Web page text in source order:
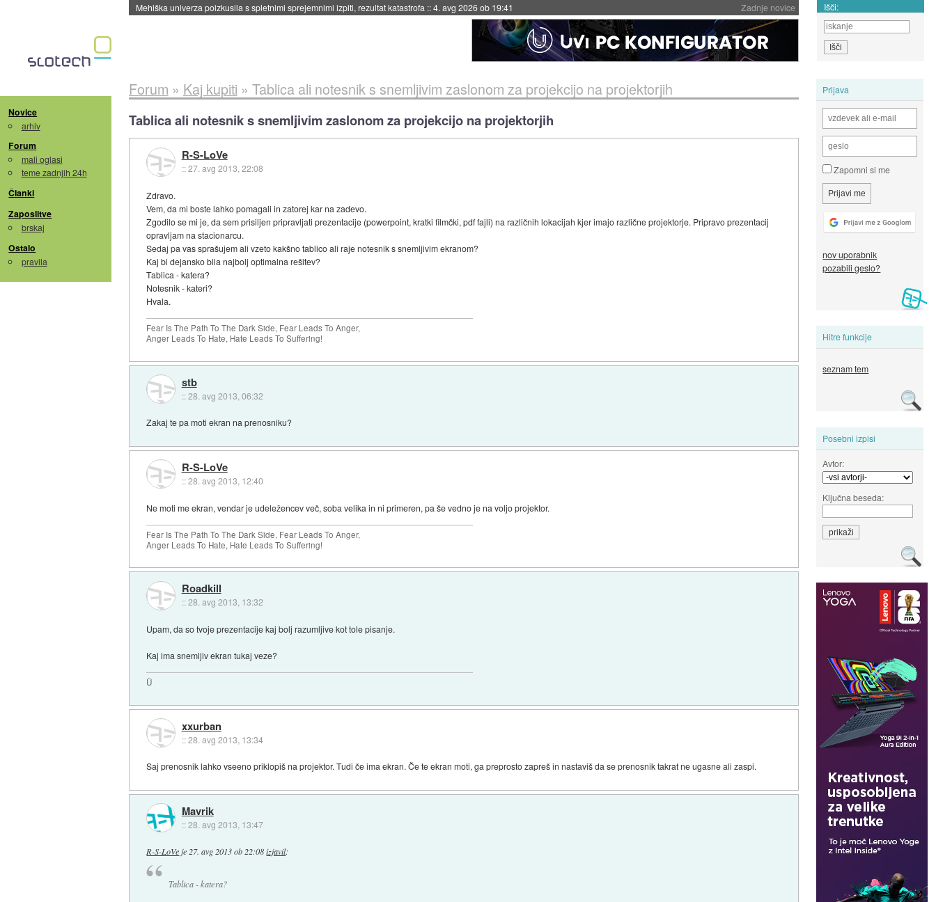
Zadnje novice
Mehiška univerza poizkusila s spletnimi sprejemnimi izpiti, rezultat katastrofa ::4. avg 2026 ob 19:41 Išči:
Novice
arhiv
Forum
mali oglasi
teme zadnjih 24h
Članki
Zaposlitve
brskaj
Ostalo
pravila
Prijava
Zapomni si me
nov uporabnik
pozabili geslo?
Hitre funkcije
seznam tem
Posebni izpisi
Avtor:
Ključna beseda:
Forum » Kaj kupiti » Tablica ali notesnik s snemljivim zaslonom za projekcijo na projektorjih
Tablica ali notesnik s snemljivim zaslonom za projekcijo na projektorjih
R-S-LoVe
::27. avg 2013, 22:08
Zdravo.
Vem, da mi boste lahko pomagali in zatorej kar na zadevo.
Zgodilo se mi je, da sem prisiljen pripravljati prezentacije (powerpoint, kratki filmčki, pdf fajli) na različnih lokacijah kjer imajo različne projektorje. Pripravo prezentacij
opravljam na stacionarcu.
Sedaj pa vas sprašujem ali vzeto kakšno tablico ali raje notesnik s snemljivim ekranom?
Kaj bi dejansko bila najbolj optimalna rešitev?
Tablica - katera?
Notesnik - kateri?
Hvala.
Fear Is The Path To The Dark Side, Fear Leads To Anger,
Anger Leads To Hate, Hate Leads To Suffering!
stb
::28. avg 2013, 06:32
Zakaj te pa moti ekran na prenosniku?
R-S-LoVe
::28. avg 2013, 12:40
Ne moti me ekran, vendar je udeležencev več, soba velika in ni primeren, pa še vedno je na voljo projektor.
Fear Is The Path To The Dark Side, Fear Leads To Anger,
Anger Leads To Hate, Hate Leads To Suffering!
Roadkill
::28. avg 2013, 13:32
Upam, da so tvoje prezentacije kaj bolj razumljive kot tole pisanje.
Kaj ima snemljiv ekran tukaj veze?
Ü
xxurban
::28. avg 2013, 13:34
Saj prenosnik lahko vseeno priklopiš na projektor. Tudi če ima ekran. Če te ekran moti, ga preprosto zapreš in nastaviš da se prenosnik takrat ne ugasne ali zaspi.
Mavrik
::28. avg 2013, 13:47
R-S-LoVe je 27. avg 2013 ob 22:08 izjavil:
Tablica - katera?